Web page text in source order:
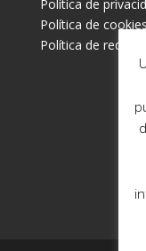
Política de
Política de cookies
Política de redes